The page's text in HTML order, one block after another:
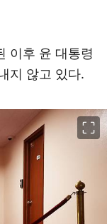
이후 윤 대통령
지 않고 있다.